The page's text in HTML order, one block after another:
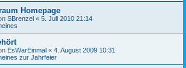
Homepage
SBrenzel « 5. Juli 2010 21:14
EsWarEinmal « 4. August 2009 10:31
zur Jahrfeier